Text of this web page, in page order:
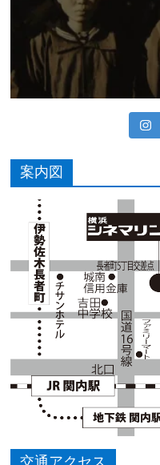
案内図